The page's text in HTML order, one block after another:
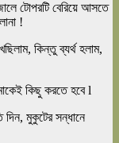
টোপরটি বেরিয়ে আসতে
!
কিন্তু ব্যর্থ হলাম,
কিছু করতে হবে l
মুকুটের সন্ধানে